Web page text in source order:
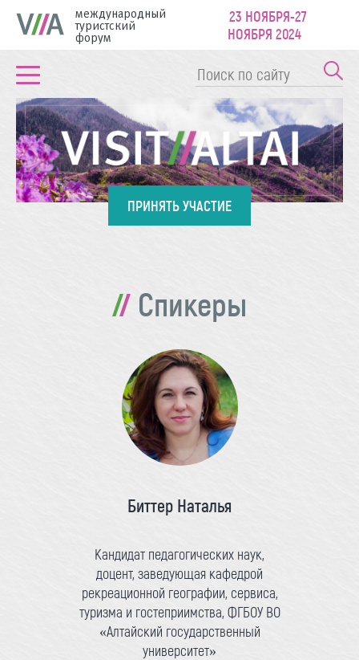
международный
туристский
форум
23 НОЯБРЯ-27
НОЯБРЯ 2024
ПРИНЯТЬ УЧАСТИЕ
Спикеры
Биттер Наталья
Кандидат педагогических наук,
доцент, заведующая кафедрой
рекреационной географии, сервиса,
туризма и гостеприимства, ФГБОУ ВО
«Алтайский государственный
университет»